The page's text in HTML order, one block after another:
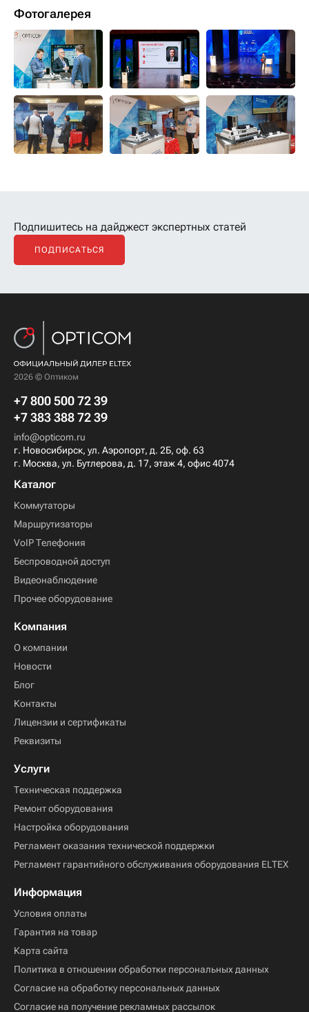
Фотогалерея
Подпишитесь на дайджест экспертных статей
ПОДПИСАТЬСЯ
2026 © Оптиком
+7 800 500 72 39
+7 383 388 72 39
info@opticom.ru
г. Новосибирск, ул. Аэропорт, д. 2Б, оф. 63
г. Москва, ул. Бутлерова, д. 17, этаж 4, офис 4074
Каталог
Коммутаторы
Маршрутизаторы
VoIP Телефония
Беспроводной доступ
Видеонаблюдение
Прочее оборудование
Компания
О компании
Новости
Блог
Контакты
Лицензии и сертификаты
Реквизиты
Услуги
Техническая поддержка
Ремонт оборудования
Настройка оборудования
Регламент оказания технической поддержки
Регламент гарантийного обслуживания оборудования ELTEX
Информация
Условия оплаты
Гарантия на товар
Карта сайта
Политика в отношении обработки персональных данных
Согласие на обработку персональных данных
Согласие на получение рекламных рассылок